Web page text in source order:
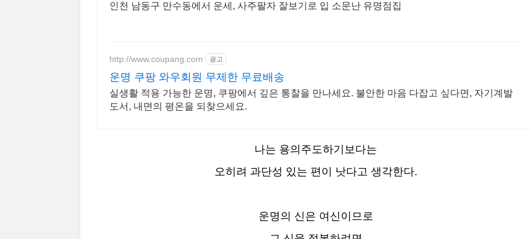
인천 남동구 만수동에서 운세, 사주팔자 잘보기로 입 소문난 유명점집
http://www.coupang.com 광고
운명 쿠팡 와우회원 무제한 무료배송
실생활 적용 가능한 운명, 쿠팡에서 깊은 통찰을 만나세요. 불안한 마음 다잡고 싶다면, 자기계발
도서, 내면의 평온을 되찾으세요.
나는 용의주도하기보다는
오히려 과단성 있는 편이 낫다고 생각한다.
운명의 신은 여신이므로